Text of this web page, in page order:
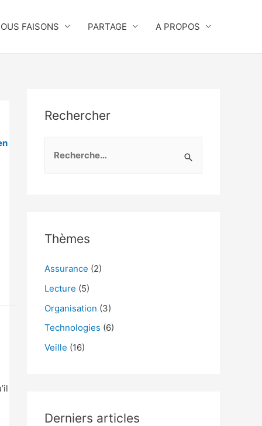
FAISONS PARTAGE A PROPOS
Rechercher
r
h
e
r
Thèmes
Assurance (2)
Lecture (5)
Organisation (3)
Technologies (6)
Veille (16)
Derniers articles